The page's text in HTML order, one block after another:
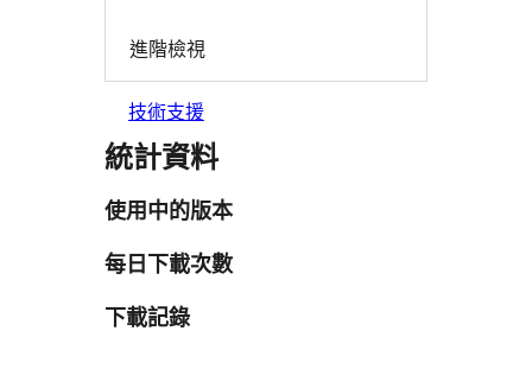
進階檢視
技術支援
統計資料
使用中的版本
每日下載次數
下載記錄